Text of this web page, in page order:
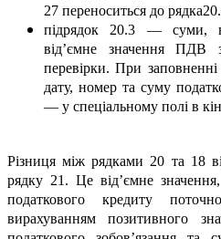
27 переноситься до
підрядок 20.3 — суми,
від’ємне значення ПДВ
перевірки. При заповненні
дату, номер та суму
— у спеціальному полі в
Різниця між рядками 20 та 18
рядку 21. Це від’ємне
податкового кредиту
вирахуванням позитивного